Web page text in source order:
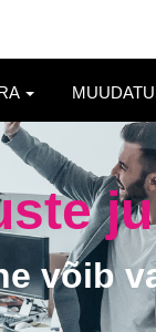
võib